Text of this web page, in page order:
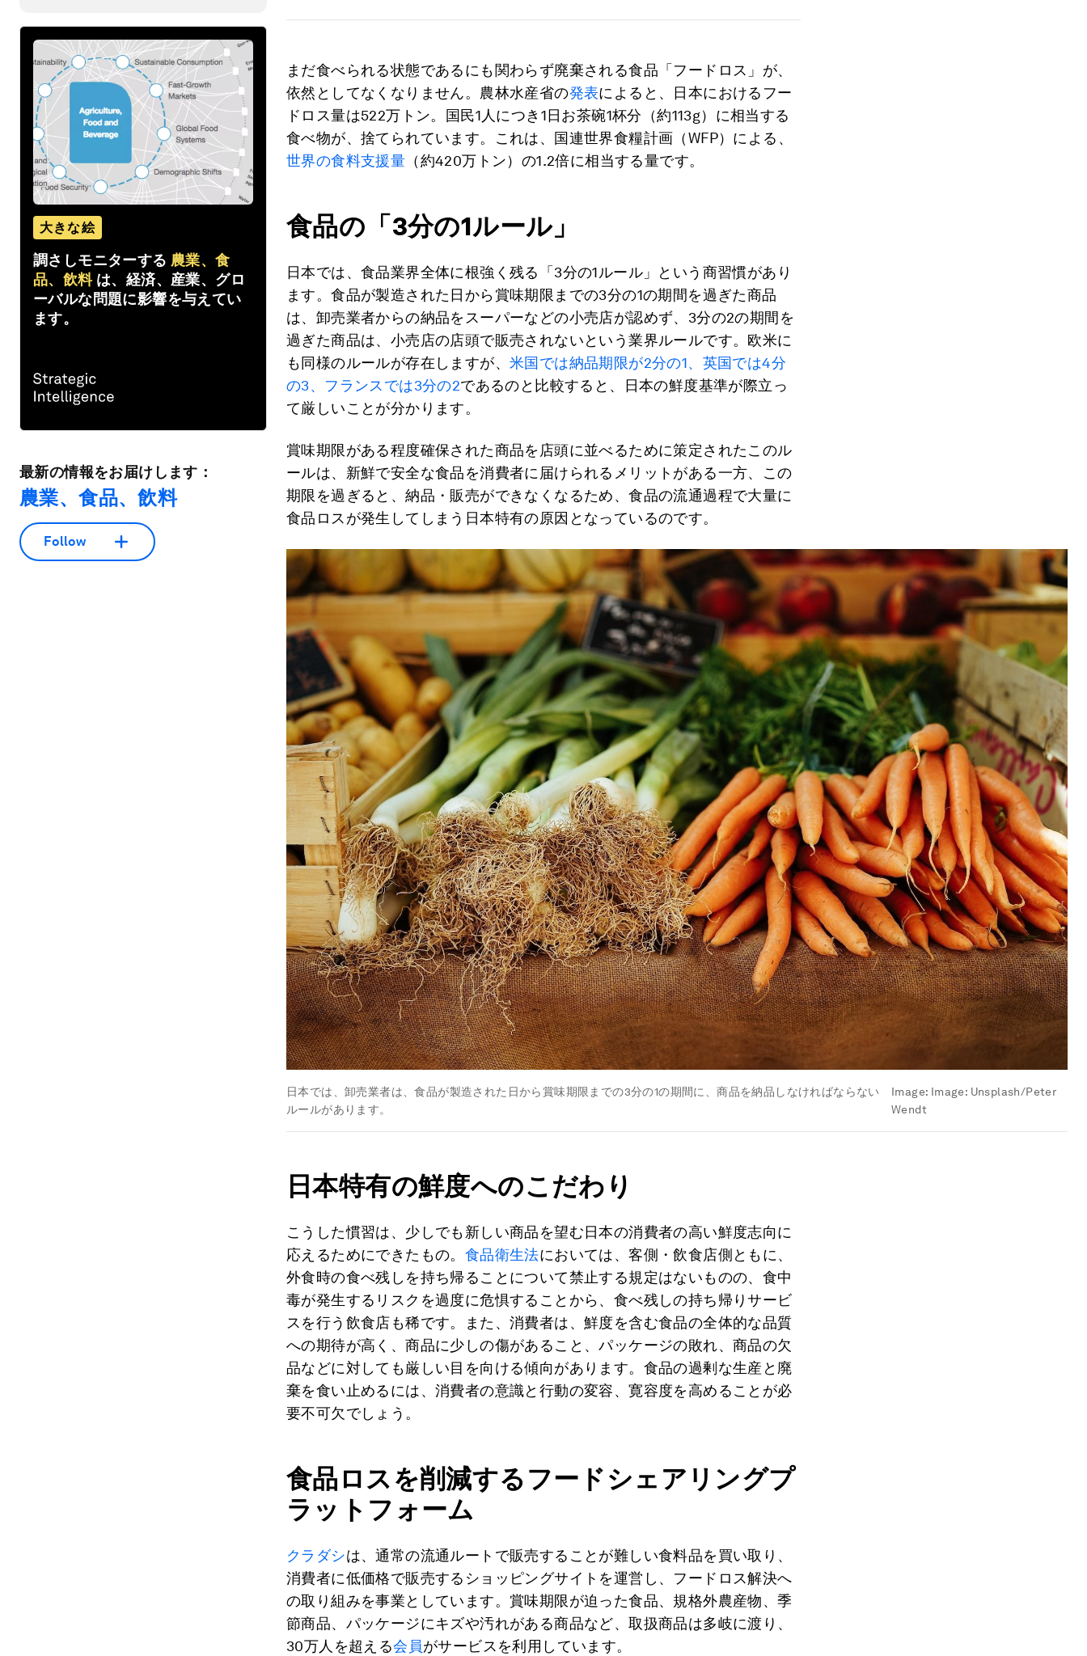
大きな絵
調さしモニターする 農業、食
品、飲料 は、経済、産業、グロ
ーバルな問題に影響を与えてい
ます。
最新の情報をお届けします：
農業、食品、飲料
Follow
まだ食べられる状態であるにも関わらず廃棄される食品「フードロス」が、
依然としてなくなりません。農林水産省の発表によると、日本におけるフー
ドロス量は522万トン。国民1人につき1日お茶碗1杯分（約113g）に相当する
食べ物が、捨てられています。これは、国連世界食糧計画（WFP）による、
世界の食料支援量 （約420万トン）の1.2倍に相当する量です。
食品の「3分の1ルール」
日本では、食品業界全体に根強く残る「3分の1ルール」という商習慣があり
ます。食品が製造された日から賞味期限までの3分の1の期間を過ぎた商品
は、卸売業者からの納品をスーパーなどの小売店が認めず、3分の2の期間を
過ぎた商品は、小売店の店頭で販売されないという業界ルールです。欧米に
も同様のルールが存在しますが、 米国では納品期限が2分の1、英国では4分
の3、フランスでは3分の2であるのと比較すると、日本の鮮度基準が際立っ
て厳しいことが分かります。
賞味期限がある程度確保された商品を店頭に並べるために策定されたこのル
ールは、新鮮で安全な食品を消費者に届けられるメリットがある一方、この
期限を過ぎると、納品・販売ができなくなるため、食品の流通過程で大量に
食品ロスが発生してしまう日本特有の原因となっているのです。
日本では、卸売業者は、食品が製造された日から賞味期限までの3分の1の期間に、商品を納品しなければならない
ルールがあります。
Image: Image: Unsplash/Peter
Wendt
日本特有の鮮度へのこだわり
こうした慣習は、少しでも新しい商品を望む日本の消費者の高い鮮度志向に
応えるためにできたもの。 食品衛生法においては、客側・飲食店側ともに、
外食時の食べ残しを持ち帰ることについて禁止する規定はないものの、食中
毒が発生するリスクを過度に危惧することから、食べ残しの持ち帰りサービ
スを行う飲食店も稀です。また、消費者は、鮮度を含む食品の全体的な品質
への期待が高く、商品に少しの傷があること、パッケージの敗れ、商品の欠
品などに対しても厳しい目を向ける傾向があります。食品の過剰な生産と廃
棄を食い止めるには、消費者の意識と行動の変容、寛容度を高めることが必
要不可欠でしょう。
食品ロスを削減するフードシェアリングプ
ラットフォーム
クラダシは、通常の流通ルートで販売することが難しい食料品を買い取り、
消費者に低価格で販売するショッピングサイトを運営し、フードロス解決へ
の取り組みを事業としています。賞味期限が迫った食品、規格外農産物、季
節商品、パッケージにキズや汚れがある商品など、取扱商品は多岐に渡り、
30万人を超える会員がサービスを利用しています。